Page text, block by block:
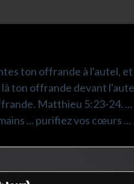
ton offrande à l'autel,
ton offrande devant
Matthieu 5:23-24. ...
... purifiez vos cœurs ...